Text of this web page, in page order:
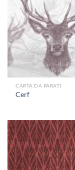
CARTA DA PARATI
Cerf